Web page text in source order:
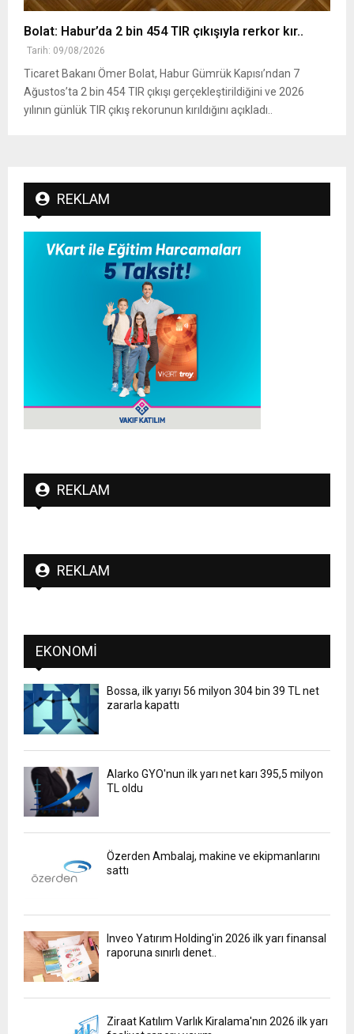
Bolat: Habur’da 2 bin 454 TIR çıkışıyla rerkor kır..
Tarih: 09/08/2026
Ticaret Bakanı Ömer Bolat, Habur Gümrük Kapısı’ndan 7
Ağustos’ta 2 bin 454 TIR çıkışı gerçekleştirildiğini ve 2026
yılının günlük TIR çıkış rekorunun kırıldığını açıkladı..
REKLAM
REKLAM
REKLAM
EKONOMI
Bossa, ilk yarıyı 56 milyon 304 bin 39 TL net
zararla kapattı
Alarko GYO'nun ilk yarı net karı 395,5 milyon
TL oldu
Özerden Ambalaj, makine ve ekipmanlarını
sattı
Inveo Yatırım Holding'in 2026 ilk yarı finansal
raporuna sınırlı denet..
Ziraat Katılım Varlık Kiralama'nın 2026 ilk yarı